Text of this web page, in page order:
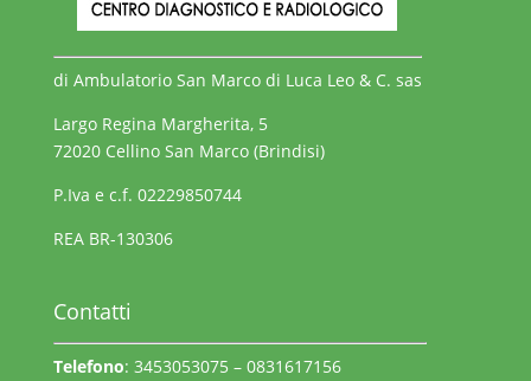
di Ambulatorio San Marco di Luca Leo & C. sas
Largo Regina Margherita, 5
72020 Cellino San Marco (Brindisi)
P.Iva e c.f. 02229850744
REA BR-130306
Contatti
Telefono: 3453053075 – 0831617156